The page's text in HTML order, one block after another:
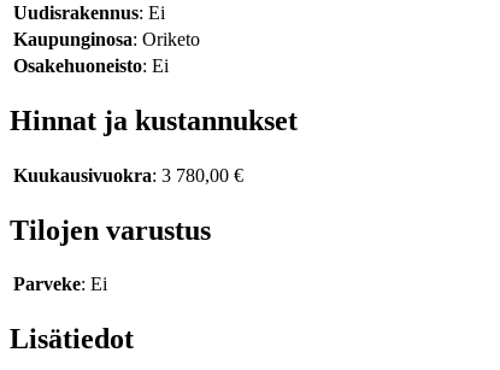
Uudisrakennus: Ei
Kaupunginosa: Oriketo
Osakehuoneisto: Ei
Hinnat ja kustannukset
Kuukausivuokra: 3 780,00 €
Tilojen varustus
Parveke: Ei
Lisätiedot